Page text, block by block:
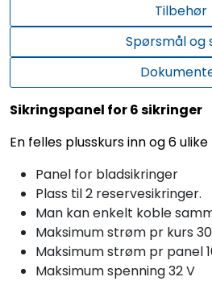
Tilbehør
Spørsmål og
Sikringspanel for 6 sikringer
En felles plusskurs inn og 6
Panel for bladsikringer
Plass til 2 reservesikringer.
Man kan enkelt koble
Maksimum strøm pr kurs
Maksimum strøm pr panel
Maksimum spenning 32 V